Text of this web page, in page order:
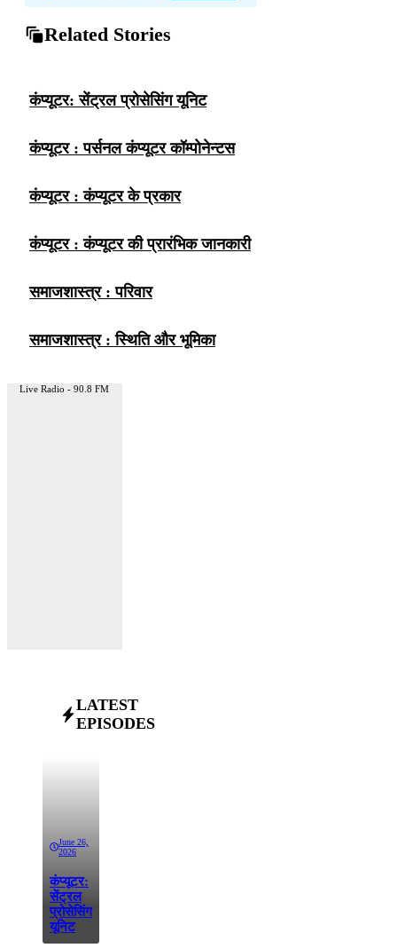
Related Stories
कंप्यूटर: सेंट्रल प्रोसेसिंग यूनिट
कंप्यूटर : पर्सनल कंप्यूटर कॉम्पोनेन्टस
कंप्यूटर : कंप्यूटर के प्रकार
कंप्यूटर : कंप्यूटर की प्रारंभिक जानकारी
समाजशास्त्र : परिवार
समाजशास्त्र : स्थिति और भूमिका
Live Radio - 90.8 FM
LATEST
EPISODES
June 26,
2026
कंप्यूटर:
सेंट्रल
प्रोसेसिंग
यूनिट